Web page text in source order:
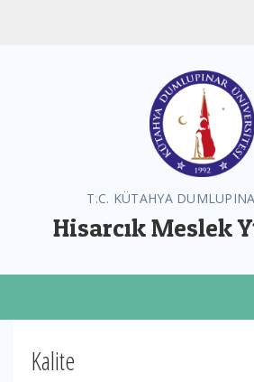
T.C. KÜTAHYA
Hisarcık Meslek
Kalite